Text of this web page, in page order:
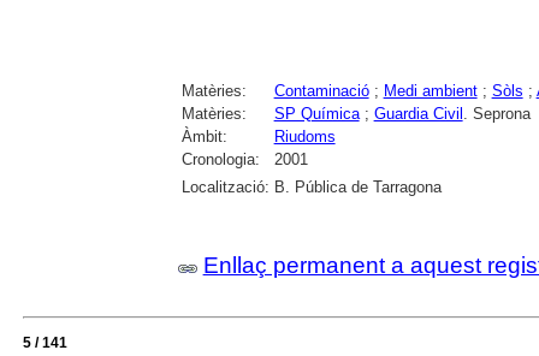
Matèries: Contaminació; Medi ambient; Sòls ;
Matèries:
SP Química; Guardia Civil . Seprona
Àmbit:
Riudoms
Cronologia:
2001
Localització: B. Pública de Tarragona
Enllaç permanent a aquest
5 / 141